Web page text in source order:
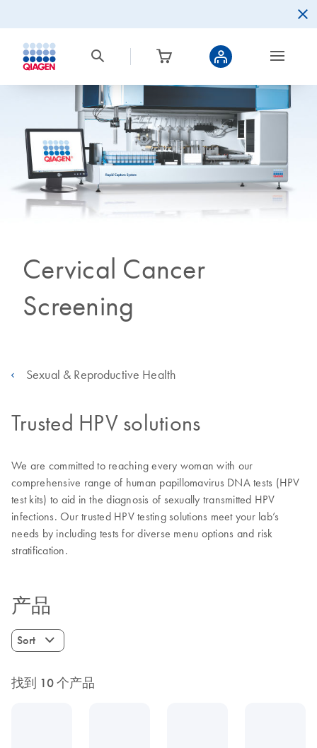
Cervical Cancer
Screening
Sexual & Reproductive Health
Trusted HPV solutions
We are committed to reaching every woman with our
comprehensive range of human papillomavirus DNA tests (HPV
test kits) to aid in the diagnosis of sexually transmitted HPV
infections. Our trusted HPV testing solutions meet your lab’s
needs by including tests for diverse menu options and risk
stratification.
产品
Sort
找到 10 个产品